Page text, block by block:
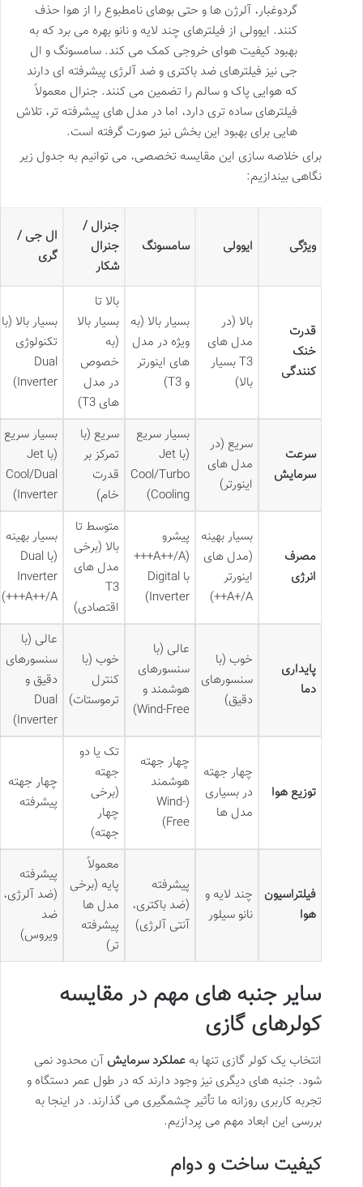
گردوغبار، آلرژن ها و حتی بوهای نامطبوع را از هوا حذف
کنند. ایوولی از فیلترهای چند لایه و نانو بهره می برد که به
بهبود کیفیت هوای خروجی کمک می کند. سامسونگ و ال
جی نیز فیلترهای ضد باکتری و ضد آلرژی پیشرفته ای دارند
که هوایی پاک و سالم را تضمین می کنند. جنرال معمولاً
فیلترهای ساده تری دارد، اما در مدل های پیشرفته تر، تلاش
هایی برای بهبود این بخش نیز صورت گرفته است.
برای خلاصه سازی این مقایسه تخصصی، می توانیم به جدول زیر
نگاهی بیندازیم:
ویژگی ایوولی سامسونگ
جنرال /
جنرال
شکار
ال جی /
گری
قدرت
خنک
کنندگی
بالا (در
مدل های
T3 بسیار
بالا)
بسیار بالا (به
ویژه در مدل
های اینورتر
و T3)
بالا تا
بسیار بالا
(به
خصوص
در مدل
های T3)
بسیار بالا (با
تکنولوژی
Dual
Inverter)
سرعت
سرمایش
سریع (در
مدل های
اینورتر)
بسیار سریع
(با Jet
Cool/Turbo
Cooling)
سریع (با
تمرکز بر
قدرت
خام)
بسیار سریع
(با Jet
Cool/Dual
Inverter)
مصرف
انرژی
بسیار بهینه
(مدل های
اینورتر
A+/A++)
پیشرو
(A++/A+++
با Digital
Inverter)
متوسط تا
بالا (برخی
مدل های
T3
اقتصادی)
بسیار بهینه
(با Dual
Inverter
A++/A+++)
پایداری
دما
خوب (با
سنسورهای
دقیق)
عالی (با
سنسورهای
هوشمند و
Wind-Free)
خوب (با
کنترل
ترموستات)
عالی (با
سنسورهای
دقیق و
Dual
Inverter)
توزیع هوا
چهار جهته
در بسیاری
مدل ها
چهار جهته
هوشمند
(Wind-
Free)
تک یا دو
جهته
(برخی
چهار
جهته)
چهار جهته
پیشرفته
فیلتراسیون
هوا
چند لایه و
نانو سیلور
پیشرفته
(ضد باکتری،
آنتی آلرژی)
معمولاً
پایه (برخی
مدل ها
پیشرفته
تر)
پیشرفته
(ضد آلرژی،
ضد
ویروس)
سایر جنبه های مهم در مقایسه
کولرهای گازی
انتخاب یک کولر گازی تنها به عملکرد سرمایش آن محدود نمی
شود. جنبه های دیگری نیز وجود دارند که در طول عمر دستگاه و
تجربه کاربری روزانه ما تأثیر چشمگیری می گذارند. در اینجا به
بررسی این ابعاد مهم می پردازیم.
کیفیت ساخت و دوام